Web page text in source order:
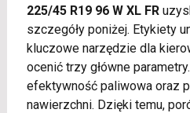
225/45 R19 96 W XL FR
szczegóły poniżej. Etykiety
kluczowe narzędzie dla
ocenić trzy główne
efektywność paliwowa oraz
nawierzchni. Dzięki temu,